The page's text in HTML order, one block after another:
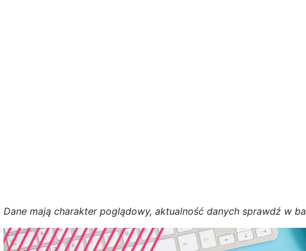
Dane mają charakter poglądowy, aktualność danych sprawdź w